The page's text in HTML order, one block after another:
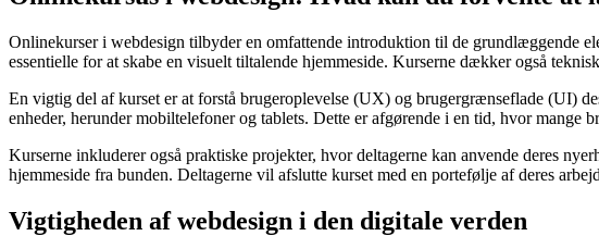
Onlinekurser i webdesign tilbyder en omfattende introduktion til de grundlæggende
essentielle for at skabe en visuelt tiltalende hjemmeside. Kurserne dækker også
En vigtig del af kurset er at forstå brugeroplevelse (UX) og brugergrænseflade (UI)
enheder, herunder mobiltelefoner og tablets. Dette er afgørende i en tid, hvor mange
Kurserne inkluderer også praktiske projekter, hvor deltagerne kan anvende deres
hjemmeside fra bunden. Deltagerne vil afslutte kurset med en portefølje af deres
Vigtigheden af webdesign i den digitale verden